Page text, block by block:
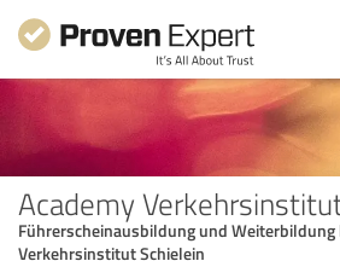
Academy
Führerscheinausbildung und Weiterbildung
Verkehrsinstitut Schielein